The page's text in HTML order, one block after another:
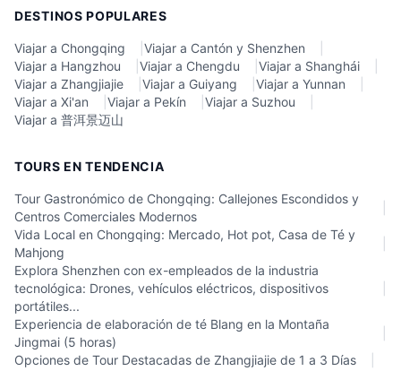
DESTINOS POPULARES
Viajar a Chongqing Viajar a Cantón y Shenzhen
Viajar a Hangzhou
Viajar a Chengdu Viajar a Shanghái
Viajar a Zhangjiajie
Viajar a Guiyang Viajar a Yunnan
Viajar a Xi'an
Viajar a Pekín Viajar a Suzhou
Viajar a 普洱景迈山
TOURS EN TENDENCIA
Tour Gastronómico de Chongqing: Callejones Escondidos y
Centros Comerciales Modernos
Vida Local en Chongqing: Mercado, Hot pot, Casa de Té y
Mahjong
Explora Shenzhen con ex-empleados de la industria
tecnológica: Drones, vehículos eléctricos, dispositivos
portátiles...
Experiencia de elaboración de té Blang en la Montaña
Jingmai (5 horas)
Opciones de Tour Destacadas de Zhangjiajie de 1 a 3 Días